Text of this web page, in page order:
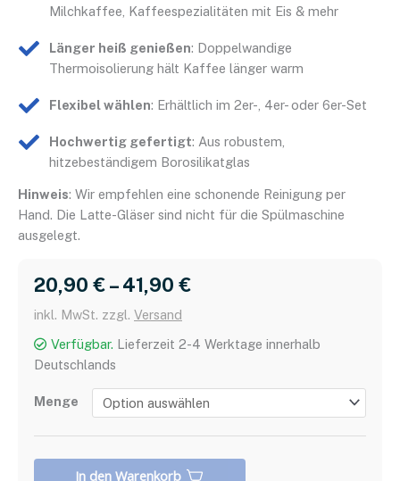
20,90 € – 41,90 €
inkl. MwSt. zzgl. Versand
Verfügbar. Lieferzeit 2-4 Werktage innerhalb
Deutschlands
Milchkaffee, Kaffeespezialitäten mit Eis & mehr
Länger heiß genießen: Doppelwandige
Thermoisolierung hält Kaffee länger warm
Flexibel wählen: Erhältlich im 2er-, 4er- oder 6er-Set
Hochwertig gefertigt: Aus robustem,
hitzebeständigem Borosilikatglas
Hinweis: Wir empfehlen eine schonende Reinigung per
Hand. Die Latte-Gläser sind nicht für die Spülmaschine
ausgelegt.
Menge
In den Warenkorb